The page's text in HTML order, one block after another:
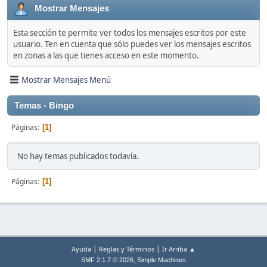
Mostrar Mensajes
Esta sección te permite ver todos los mensajes escritos por este
usuario. Ten en cuenta que sólo puedes ver los mensajes escritos
en zonas a las que tienes acceso en este momento.
Mostrar Mensajes Menú
Temas - Bingo
Páginas 1
No hay temas publicados todavía.
Páginas 1
Ayuda | Reglas y Términos | Ir Arriba ▲
SMF 2.1.7 © 2026, Simple Machines